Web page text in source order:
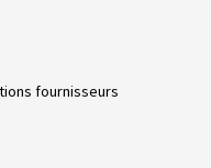
fournisseurs